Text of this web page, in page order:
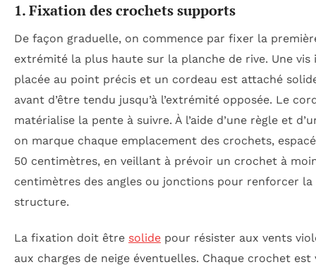
1. Fixation des crochets supports
De façon graduelle, on commence par fixer la
extrémité la plus haute sur la planche de rive. Une vis
placée au point précis et un cordeau est attaché
avant d’être tendu jusqu’à l’extrémité opposée. Le
matérialise la pente à suivre. À l’aide d’une règle et
on marque chaque emplacement des crochets,
50 centimètres, en veillant à prévoir un crochet à
centimètres des angles ou jonctions pour renforcer la
structure.
La fixation doit être solide pour résister aux vents
aux charges de neige éventuelles. Chaque crochet est